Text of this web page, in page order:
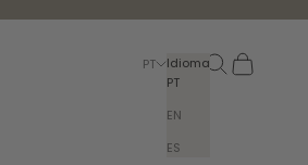
PT
Idioma
PT
EN
ES
Pesquisar
Carrinho